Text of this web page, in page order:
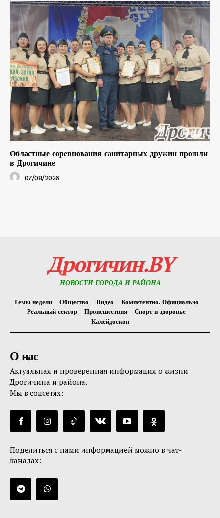
Областные соревнования санитарных дружин прошли
в Дрогичине
07/08/2026
Дрогичин.BY
НОВОСТИ ГОРОДА И РАЙОНА
Темы недели Общество Видео
Компетентно. Официально
Реальный сектор
Происшествия
Спорт и здоровье
Калейдоскоп
О нас
Актуальная и проверенная информация о жизни
Дрогичина и района.
Мы в соцсетях:
Поделиться с нами информацией можно в чат-
каналах: